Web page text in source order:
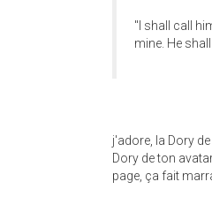
"I shall call
mine. He
j'adore, la Dory
Dory de ton
page, ça fait